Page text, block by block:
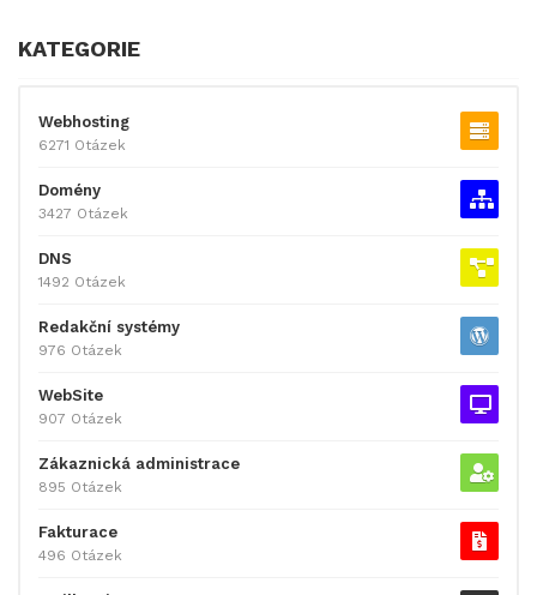
KATEGORIE
Webhosting
6271 Otázek
Domény
3427 Otázek
DNS
1492 Otázek
Redakční systémy
976 Otázek
WebSite
907 Otázek
Zákaznická administrace
895 Otázek
Fakturace
496 Otázek